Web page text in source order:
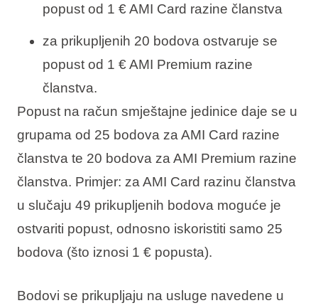
popust od 1 € AMI Card razine članstva
za prikupljenih 20 bodova ostvaruje se
popust od 1 € AMI Premium razine
članstva.
Popust na račun smještajne jedinice daje se u
grupama od 25 bodova za AMI Card razine
članstva te 20 bodova za AMI Premium razine
članstva. Primjer: za AMI Card razinu članstva
u slučaju 49 prikupljenih bodova moguće je
ostvariti popust, odnosno iskoristiti samo 25
bodova (što iznosi 1 € popusta).
Bodovi se prikupljaju na usluge navedene u